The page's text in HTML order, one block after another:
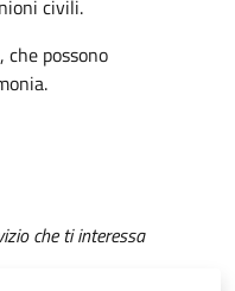
civili.
possono
che ti interessa